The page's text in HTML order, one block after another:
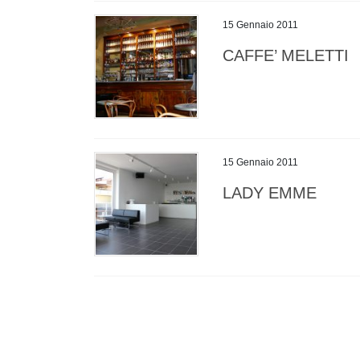
15 Gennaio 2011
CAFFE’ MELETTI
15 Gennaio 2011
LADY EMME